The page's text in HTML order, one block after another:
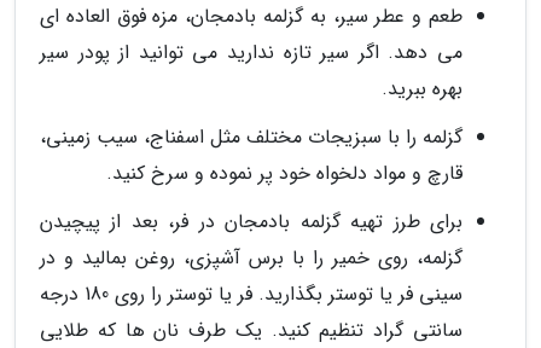
طعم و عطر سیر، به گزلمه بادمجان، مزه فوق العاده ای
می دهد. اگر سیر تازه ندارید می توانید از پودر سیر
بهره ببرید.
گزلمه را با سبزیجات مختلف مثل اسفناج، سیب زمینی،
قارچ و مواد دلخواه خود پر نموده و سرخ کنید.
برای طرز تهیه گزلمه بادمجان در فر، بعد از پیچیدن
گزلمه، روی خمیر را با برس آشپزی، روغن بمالید و در
سینی فر یا توستر بگذارید. فر یا توستر را روی 180 درجه
سانتی گراد تنظیم کنید. یک طرف نان ها که طلایی